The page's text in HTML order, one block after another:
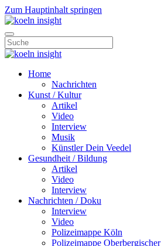
Zum Hauptinhalt springen
Home
Nachrichten
Kunst / Kultur
Artikel
Video
Interview
Musik
Künstler Dein Veedel
Gesundheit / Bildung
Artikel
Video
Interview
Nachrichten / Doku
Interview
Video
Polizeimappe Köln
Polizeimappe Oberbergischer